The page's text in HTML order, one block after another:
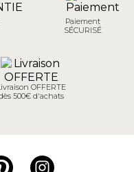
Paiement
SÉCURISÉ
OFFERTE
500€ d'achats